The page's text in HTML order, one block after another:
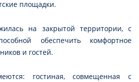
площадки.
на закрытой территории, с
обеспечить комфортное
и гостей.
гостиная, совмещенная с